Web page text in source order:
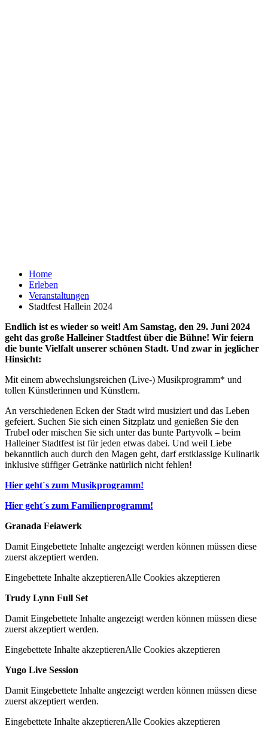
Home
Erleben
Veranstaltungen
Stadtfest Hallein 2024
Endlich ist es wieder so weit! Am Samstag, den 29. Juni 2024
geht das große Halleiner Stadtfest über die Bühne! Wir feiern
die bunte Vielfalt unserer schönen Stadt. Und zwar in jeglicher
Hinsicht:
Mit einem abwechslungsreichen (Live-) Musikprogramm* und
tollen Künstlerinnen und Künstlern.
An verschiedenen Ecken der Stadt wird musiziert und das Leben
gefeiert. Suchen Sie sich einen Sitzplatz und genießen Sie den
Trubel oder mischen Sie sich unter das bunte Partyvolk – beim
Halleiner Stadtfest ist für jeden etwas dabei. Und weil Liebe
bekanntlich auch durch den Magen geht, darf erstklassige Kulinarik
inklusive süffiger Getränke natürlich nicht fehlen!
Hier geht´s zum Musikprogramm!
Hier geht´s zum Familienprogramm!
Granada Feiawerk
Damit Eingebettete Inhalte angezeigt werden können müssen diese
zuerst akzeptiert werden.
Eingebettete Inhalte akzeptierenAlle Cookies akzeptieren
Trudy Lynn Full Set
Damit Eingebettete Inhalte angezeigt werden können müssen diese
zuerst akzeptiert werden.
Eingebettete Inhalte akzeptierenAlle Cookies akzeptieren
Yugo Live Session
Damit Eingebettete Inhalte angezeigt werden können müssen diese
zuerst akzeptiert werden.
Eingebettete Inhalte akzeptierenAlle Cookies akzeptieren